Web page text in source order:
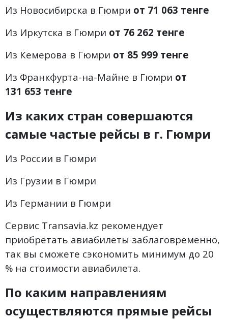
Из Новосибирска в Гюмри от 71 063 тенге
Из Иркутска в Гюмри от 76 262 тенге
Из Кемерова в Гюмри от 85 999 тенге
Из Франкфурта-на-Майне в Гюмри от
131 653 тенге
Из каких стран совершаются
самые частые рейсы в г. Гюмри
Из России в Гюмри
Из Грузии в Гюмри
Из Германии в Гюмри
Сервис Transavia.kz рекомендует
приобретать авиабилеты заблаговременно,
так вы сможете сэкономить минимум до 20
% на стоимости авиабилета.
По каким направлениям
осуществляются прямые рейсы